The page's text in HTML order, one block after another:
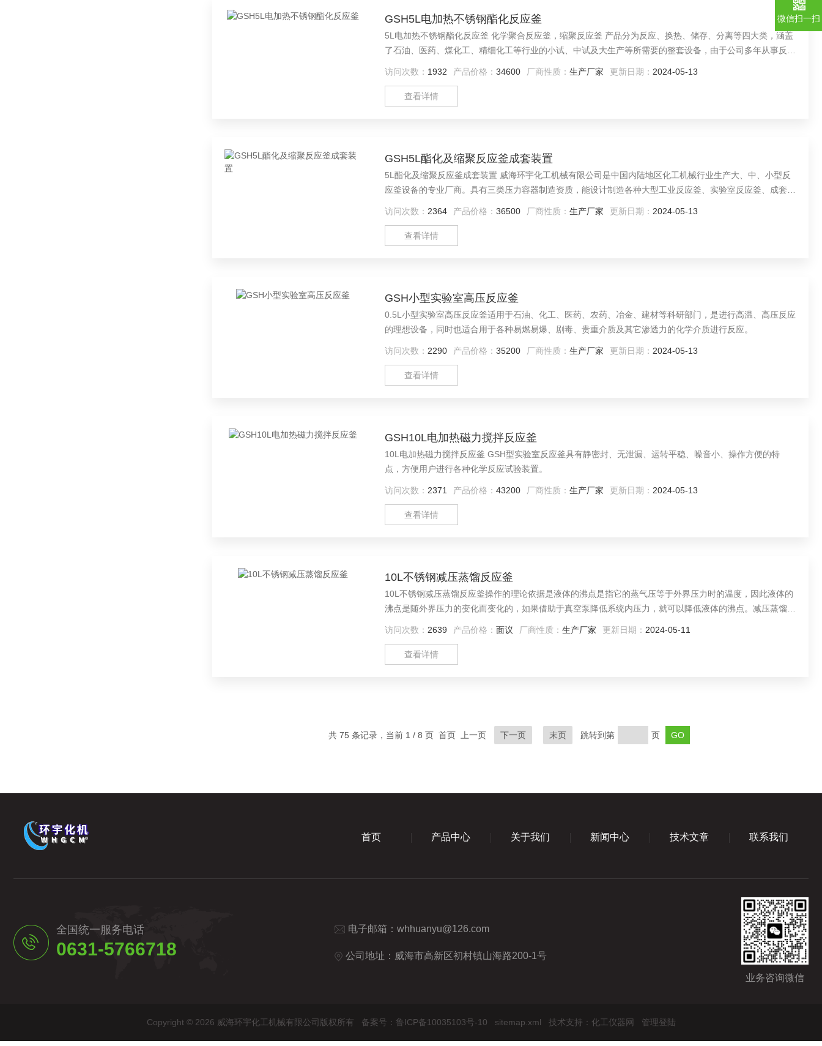
GSH5L电加热不锈钢酯化反应釜
5L电加热不锈钢酯化反应釜 化学聚合反应釜，缩聚反应釜 产品分为反应、换热、储存、分离等四大类，涵盖
了石油、医药、煤化工、精细化工等行业的小试、中试及大生产等所需要的整套设备，由于公司多年从事反应
访问次数： 1932 产品价格： 34600 厂商性质： 生产厂家 更新日期： 2024-05-13
查看详情
GSH5L酯化及缩聚反应釜成套装置
5L酯化及缩聚反应釜成套装置 威海环宇化工机械有限公司是中国内陆地区化工机械行业生产大、中、小型反
应釜设备的专业厂商。具有三类压力容器制造资质，能设计制造各种大型工业反应釜、实验室反应釜、成套反
访问次数： 2364 产品价格： 36500 厂商性质： 生产厂家 更新日期： 2024-05-13
查看详情
GSH小型实验室高压反应釜
0.5L小型实验室高压反应釜适用于石油、化工、医药、农药、冶金、建材等科研部门，是进行高温、高压反应
的理想设备，同时也适合用于各种易燃易爆、剧毒、贵重介质及其它渗透力的化学介质进行反应。
访问次数： 2290 产品价格： 35200 厂商性质： 生产厂家 更新日期： 2024-05-13
查看详情
GSH10L电加热磁力搅拌反应釜
10L电加热磁力搅拌反应釜 GSH型实验室反应釜具有静密封、无泄漏、运转平稳、噪音小、操作方便的特
点，方便用户进行各种化学反应试验装置。
访问次数： 2371 产品价格： 43200 厂商性质： 生产厂家 更新日期： 2024-05-13
查看详情
10L不锈钢减压蒸馏反应釜
10L不锈钢减压蒸馏反应釜操作的理论依据是液体的沸点是指它的蒸气压等于外界压力时的温度，因此液体的
沸点是随外界压力的变化而变化的，如果借助于真空泵降低系统内压力，就可以降低液体的沸点。减压蒸馏是
访问次数： 2639 产品价格： 面议 厂商性质： 生产厂家 更新日期： 2024-05-11
查看详情
共 75 条记录，当前 1 / 8 页 首页 上一页 下一页 末页 跳转到第 页
首页 产品中心 关于我们 新闻中心 技术文章 联系我们
全国统一服务电话
0631-5766718
电子邮箱： whhuanyu@126.com
公司地址：威海市高新区初村镇山海路200-1号
业务咨询微信
Copyright © 2026 威海环宇化工机械有限公司版权所有 备案号：鲁ICP备10035103号-10 sitemap.xml 技术支持： 化工仪器网 管理登陆
微信扫一扫